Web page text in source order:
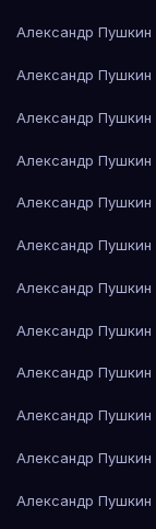
Александр
Александр
Александр
Александр
Александр
Александр
Александр
Александр
Александр
Александр
Александр
Александр